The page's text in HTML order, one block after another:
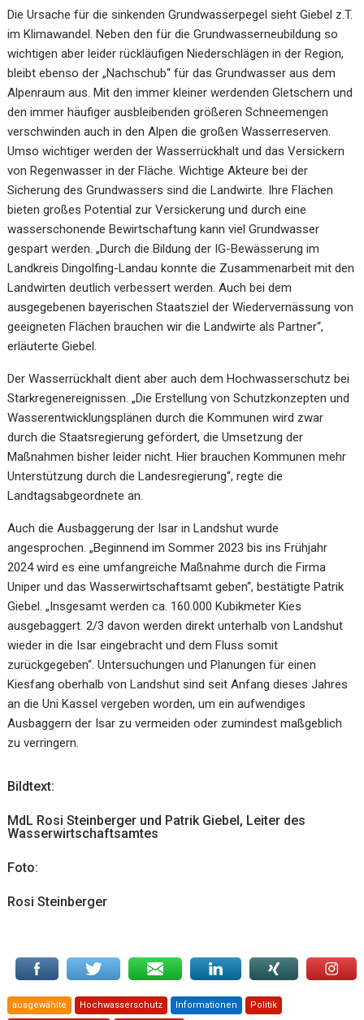
Die Ursache für die sinkenden Grundwasserpegel sieht Giebel z.T.
im Klimawandel. Neben den für die Grundwasserneubildung so
wichtigen aber leider rückläufigen Niederschlägen in der Region,
bleibt ebenso der „Nachschub“ für das Grundwasser aus dem
Alpenraum aus. Mit den immer kleiner werdenden Gletschern und
den immer häufiger ausbleibenden größeren Schneemengen
verschwinden auch in den Alpen die großen Wasserreserven.
Umso wichtiger werden der Wasserrückhalt und das Versickern
von Regenwasser in der Fläche. Wichtige Akteure bei der
Sicherung des Grundwassers sind die Landwirte. Ihre Flächen
bieten großes Potential zur Versickerung und durch eine
wasserschonende Bewirtschaftung kann viel Grundwasser
gespart werden. „Durch die Bildung der IG-Bewässerung im
Landkreis Dingolfing-Landau konnte die Zusammenarbeit mit den
Landwirten deutlich verbessert werden. Auch bei dem
ausgegebenen bayerischen Staatsziel der Wiedervernässung von
geeigneten Flächen brauchen wir die Landwirte als Partner“,
erläuterte Giebel.
Der Wasserrückhalt dient aber auch dem Hochwasserschutz bei
Starkregenereignissen. „Die Erstellung von Schutzkonzepten und
Wasserentwicklungsplänen durch die Kommunen wird zwar
durch die Staatsregierung gefördert, die Umsetzung der
Maßnahmen bisher leider nicht. Hier brauchen Kommunen mehr
Unterstützung durch die Landesregierung“, regte die
Landtagsabgeordnete an.
Auch die Ausbaggerung der Isar in Landshut wurde
angesprochen. „Beginnend im Sommer 2023 bis ins Frühjahr
2024 wird es eine umfangreiche Maßnahme durch die Firma
Uniper und das Wasserwirtschaftsamt geben“, bestätigte Patrik
Giebel. „Insgesamt werden ca. 160.000 Kubikmeter Kies
ausgebaggert. 2/3 davon werden direkt unterhalb von Landshut
wieder in die Isar eingebracht und dem Fluss somit
zurückgegeben“. Untersuchungen und Planungen für einen
Kiesfang oberhalb von Landshut sind seit Anfang dieses Jahres
an die Uni Kassel vergeben worden, um ein aufwendiges
Ausbaggern der Isar zu vermeiden oder zumindest maßgeblich
zu verringern.
Bildtext:
MdL Rosi Steinberger und Patrik Giebel, Leiter des
Wasserwirtschaftsamtes
Foto:
Rosi Steinberger
ausgewählte Hochwasserschutz Informationen Politik